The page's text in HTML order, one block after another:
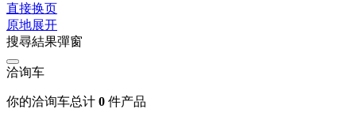
直接换页
原地展开
搜尋結果彈窗
洽询车
你的洽询车总计 0 件产品